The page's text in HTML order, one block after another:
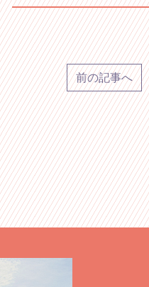
前の記事へ